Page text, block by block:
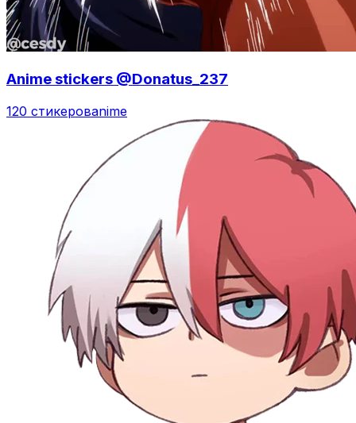
Anime stickers @Donatus_237
120 стикеровanime